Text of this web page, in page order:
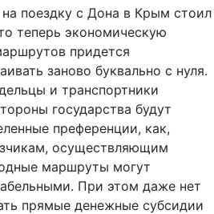
поездку с Дона в Крым стоил
теперь экономическую
придется
заново буквально с нуля.
и транспортники
государства будут
преференции, как,
осуществляющим
маршруты могут
При этом даже нет
прямые денежные субсидии